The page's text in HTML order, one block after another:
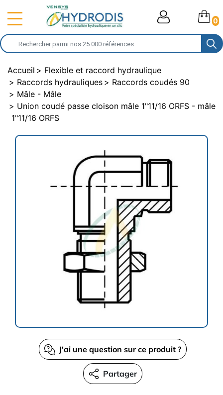
0
Accueil
Flexible et raccord hydraulique
Raccords hydrauliques
Raccords coudés 90
Mâle - Mâle
Union coudé passe cloison mâle 1"11/16 ORFS - mâle
1"11/16 ORFS
J'ai une question sur ce produit ?
Partager